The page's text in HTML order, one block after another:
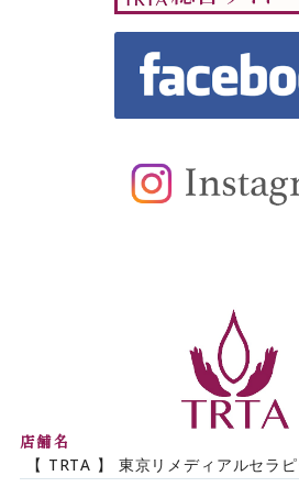
店舗名
【 TRTA 】 東京リメディアルセラ